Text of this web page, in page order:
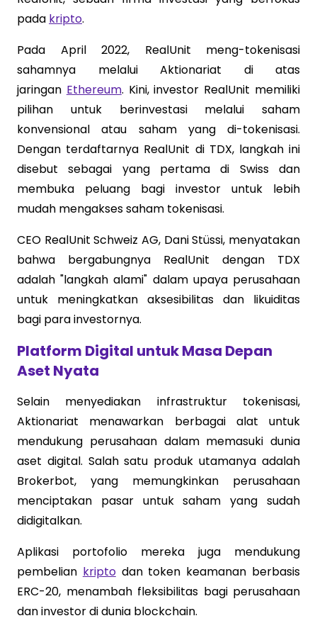
pada kripto.
Pada April 2022, RealUnit meng-tokenisasi
sahamnya melalui Aktionariat di atas
jaringan Ethereum. Kini, investor RealUnit memiliki
pilihan untuk berinvestasi melalui saham
konvensional atau saham yang di-tokenisasi.
Dengan terdaftarnya RealUnit di TDX, langkah ini
disebut sebagai yang pertama di Swiss dan
membuka peluang bagi investor untuk lebih
mudah mengakses saham tokenisasi.
CEO RealUnit Schweiz AG, Dani Stüssi, menyatakan
bahwa bergabungnya RealUnit dengan TDX
adalah "langkah alami" dalam upaya perusahaan
untuk meningkatkan aksesibilitas dan likuiditas
bagi para investornya.
Platform Digital untuk Masa Depan
Aset Nyata
Selain menyediakan infrastruktur tokenisasi,
Aktionariat menawarkan berbagai alat untuk
mendukung perusahaan dalam memasuki dunia
aset digital. Salah satu produk utamanya adalah
Brokerbot, yang memungkinkan perusahaan
menciptakan pasar untuk saham yang sudah
didigitalkan.
Aplikasi portofolio mereka juga mendukung
pembelian kriptodan token keamanan berbasis
ERC-20, menambah fleksibilitas bagi perusahaan
dan investor di dunia blockchain.